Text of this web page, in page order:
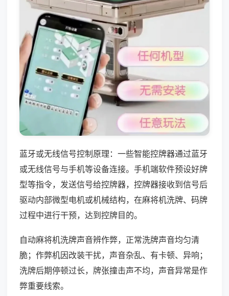
蓝牙或无线信号控制原理：一些智能控牌器通过蓝牙
或无线信号与手机等设备连接。手机端软件预设好牌
型等指令，发送信号给控牌器，控牌器接收到信号后
驱动内部微型电机或机械结构，在麻将机洗牌、码牌
过程中进行干预，达到控牌目的。
自动麻将机洗牌声音辨作弊，正常洗牌声音均匀清
脆；作弊机因改装干扰，声音杂乱、有卡顿、异响；
洗牌后期停顿过长，牌张撞击声不均，声音异常是作
弊重要线索。